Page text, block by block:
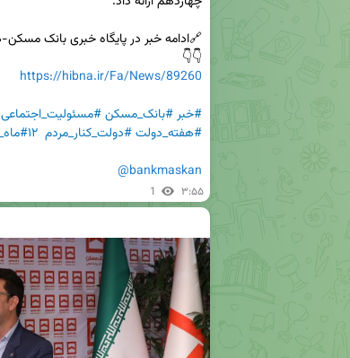
👇👇
https://hibna.ir/Fa/News/89260
#خبر#بانک_مسکن#مسئولیت_اجتماعی
#هفته_دولت#دولت_کنار_مردم #۱۲ماه_تلاش
@bankmaskan
1 ۳:۵۵